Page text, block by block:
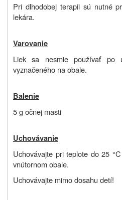
Pri dlhodobej terapii sú nutné
lekára.
Varovanie
Liek sa nesmie používať po
vyznačeného na obale.
Balenie
5 g očnej masti
Uchovávanie
Uchovávajte pri teplote do 25
vnútornom obale.
Uchovávajte mimo dosahu detí!